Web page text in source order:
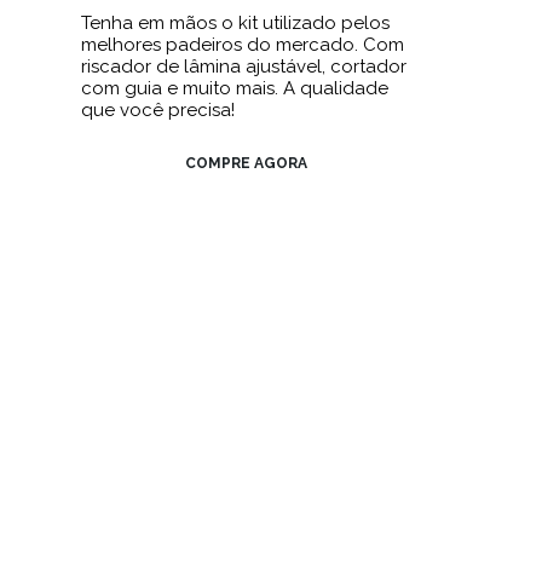
Tenha em mãos o kit utilizado pelos
melhores padeiros do mercado. Com
riscador de lâmina ajustável, cortador
com guia e muito mais. A qualidade
que você precisa!
COMPRE AGORA